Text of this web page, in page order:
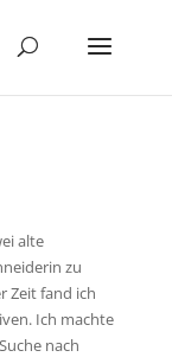
alte
zu
Zeit fand ich
Ich machte
nach